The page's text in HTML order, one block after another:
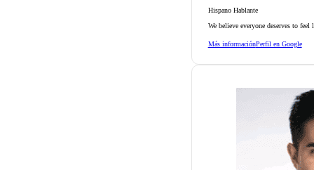
Hispano Hablante
We believe everyone deserves to
Más informaciónPerfil en Google